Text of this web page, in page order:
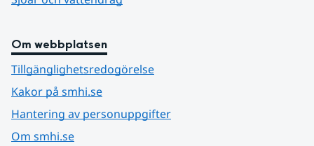
Om webbplatsen
Tillgänglighetsredogörelse
Kakor på smhi.se
Hantering av personuppgifter
Om smhi.se